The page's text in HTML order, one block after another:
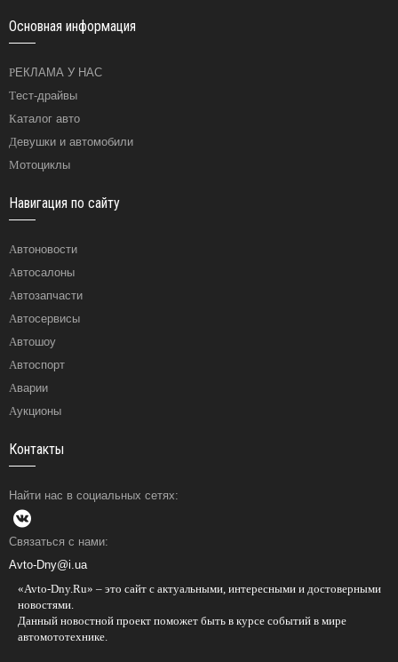
Основная информация
РЕКЛАМА У НАС
Тест-драйвы
Каталог авто
Девушки и автомобили
Мотоциклы
Навигация по сайту
Автоновости
Автосалоны
Автозапчасти
Автосервисы
Автошоу
Автоспорт
Аварии
Аукционы
Контакты
Найти нас в социальных сетях:
Связаться с нами:
Avto-Dny@i.ua
«Avto-Dny.Ru» – это сайт с актуальными, интересными и достоверными
новостями.
Данный новостной проект поможет быть в курсе событий в мире
автомототехнике.